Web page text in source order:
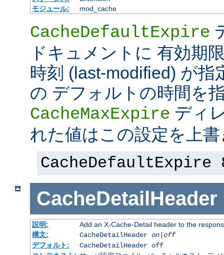
モジュール:
mod_cache
CacheDefaultExpire
ドキュメントに 有効期
時刻 (last-modified) が
の デフォルトの時間を
CacheMaxExpire ディ
れた値はこの設定を上書
CacheDefaultExpire
CacheDetailHeader
説明:
Add an X-Cache-Detail header to the
構文:
CacheDetailHeader on|off
デフォルト:
CacheDetailHeader off